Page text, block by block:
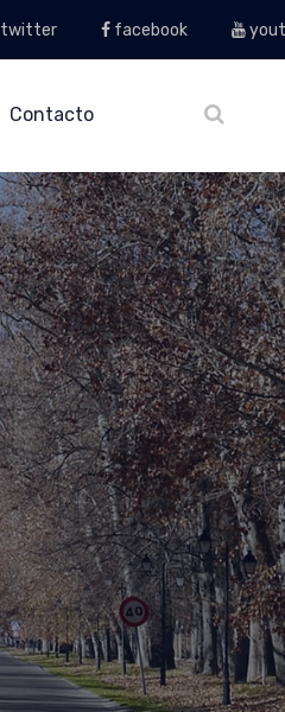
twitter facebook
Contacto